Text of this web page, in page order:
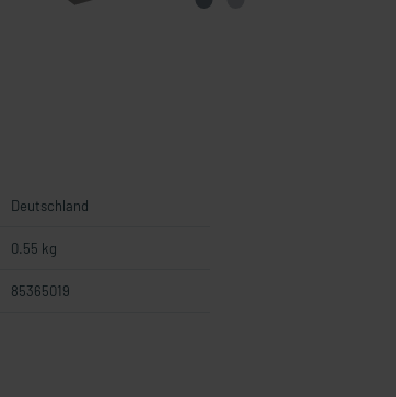
Deutschland
0.55 kg
85365019